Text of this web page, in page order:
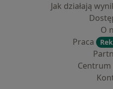
Jak działają
O
Praca